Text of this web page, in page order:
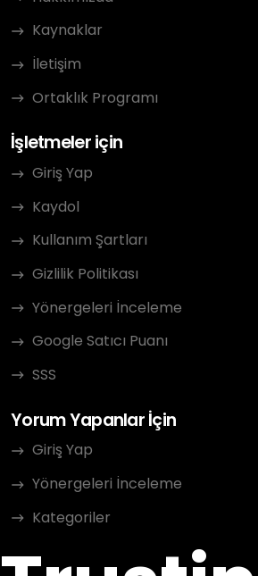
Kaynaklar
İletişim
Ortaklık Programı
İşletmeler için
Giriş Yap
Kaydol
Kullanım Şartları
Gizlilik Politikası
Yönergeleri İnceleme
Google Satıcı Puanı
SSS
Yorum Yapanlar İçin
Giriş Yap
Yönergeleri İnceleme
Kategoriler